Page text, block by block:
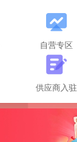
自营专区
供应商入驻